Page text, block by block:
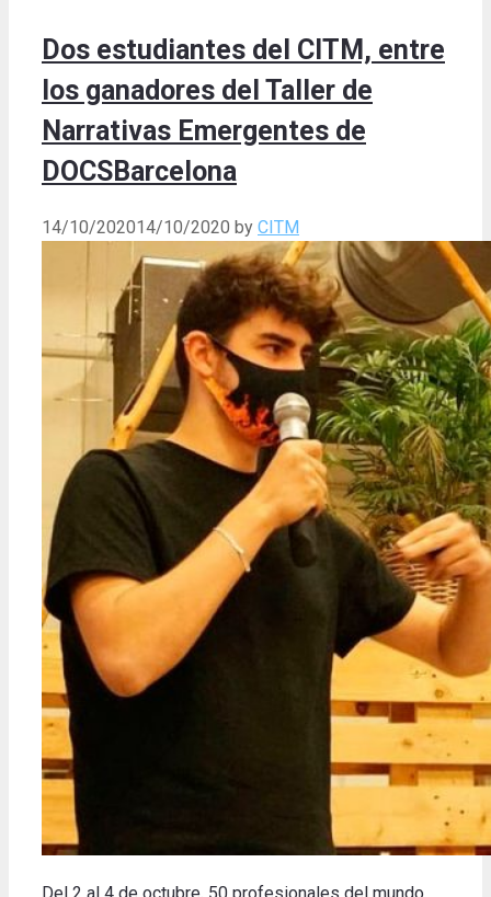
Dos estudiantes del CITM, entre
los ganadores del Taller de
Narrativas Emergentes de
DOCSBarcelona
14/10/202014/10/2020 by CITM